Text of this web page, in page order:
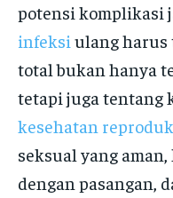
potensi komplikasi
infeksi ulang harus
total bukan hanya
tetapi juga tentang
kesehatan
seksual yang
dengan pasangan,